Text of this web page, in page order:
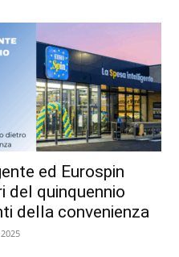
ed Eurospin
del quinquennio
della convenienza